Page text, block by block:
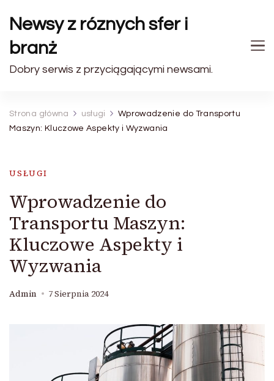
Newsy z róznych sfer i
branż
Dobry serwis z przyciągającymi newsami.
Strona główna usługi
Wprowadzenie do Transportu
Maszyn: Kluczowe Aspekty i Wyzwania
USŁUGI
Wprowadzenie do
Transportu Maszyn:
Kluczowe Aspekty i
Wyzwania
Admin 7 Sierpnia 2024